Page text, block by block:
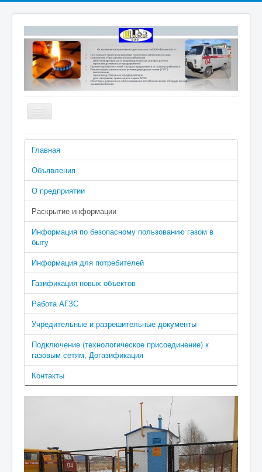
Включить/
Номера телефонов аварийно-
диспетчерской службы: 04 (040 с
Главная
Объявления
О предприятии
Раскрытие информации
Информация по безопасному пользованию газом в
быту
Информация для потребителей
Газификация новых объектов
Работа АГЗС
Учредительные и разрешительные документы
Подключение (технологическое присоединение) к
газовым сетям, Догазификация
Контакты